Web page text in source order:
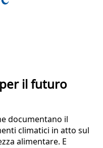
il futuro
documentano il
climatici in atto sul
alimentare. E